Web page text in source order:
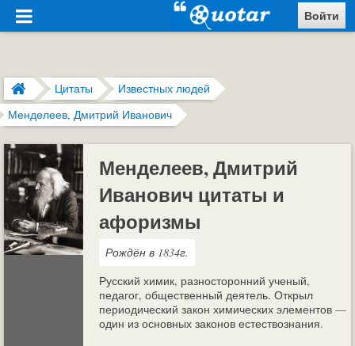
Войти
Цитаты
Известных людей
Менделеев, Дмитрий Иванович
Менделеев, Дмитрий
Иванович цитаты и
афоризмы
Рождён в 1834г.
Русский химик, разносторонний ученый,
педагог, общественный деятель. Открыл
периодический закон химических элементов —
один из основных законов естествознания.